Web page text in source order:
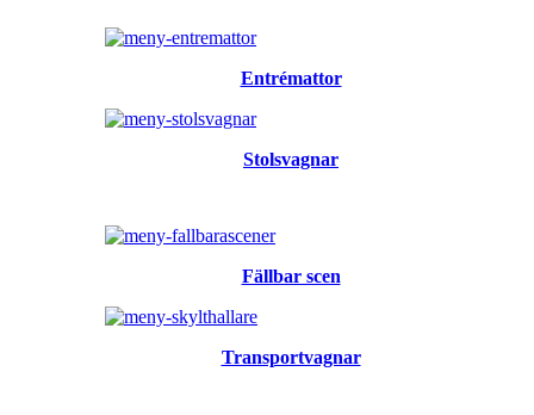
Entrémattor
Stolsvagnar
Fällbar scen
Transportvagnar